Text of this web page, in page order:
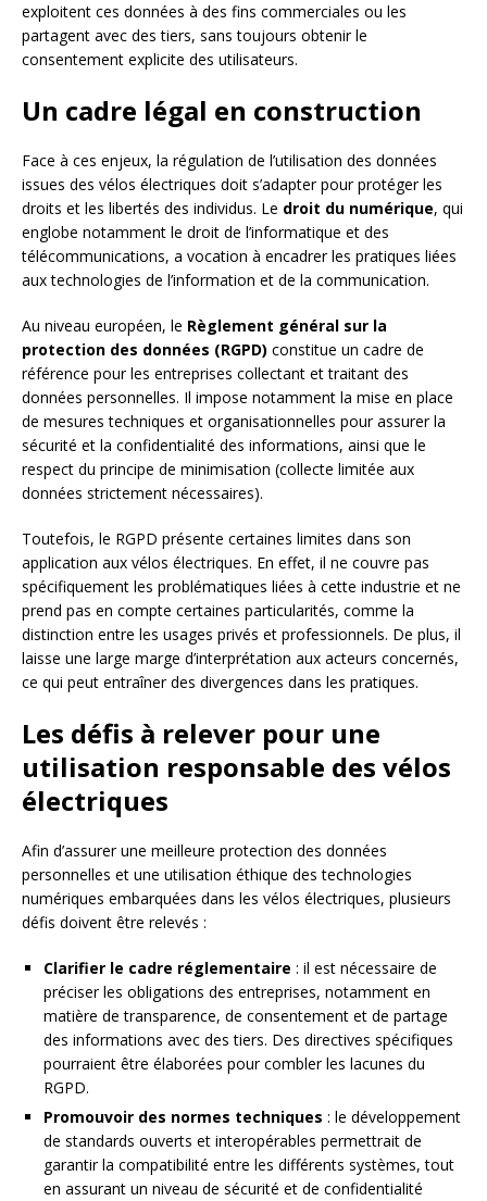
exploitent ces données à des fins commerciales ou les
partagent avec des tiers, sans toujours obtenir le
consentement explicite des utilisateurs.
Un cadre légal en construction
Face à ces enjeux, la régulation de l’utilisation des données
issues des vélos électriques doit s’adapter pour protéger les
droits et les libertés des individus. Le droit du numérique, qui
englobe notamment le droit de l’informatique et des
télécommunications, a vocation à encadrer les pratiques liées
aux technologies de l’information et de la communication.
Au niveau européen, le Règlement général sur la
protection des données (RGPD) constitue un cadre de
référence pour les entreprises collectant et traitant des
données personnelles. Il impose notamment la mise en place
de mesures techniques et organisationnelles pour assurer la
sécurité et la confidentialité des informations, ainsi que le
respect du principe de minimisation (collecte limitée aux
données strictement nécessaires).
Toutefois, le RGPD présente certaines limites dans son
application aux vélos électriques. En effet, il ne couvre pas
spécifiquement les problématiques liées à cette industrie et ne
prend pas en compte certaines particularités, comme la
distinction entre les usages privés et professionnels. De plus, il
laisse une large marge d’interprétation aux acteurs concernés,
ce qui peut entraîner des divergences dans les pratiques.
Les défis à relever pour une
utilisation responsable des vélos
électriques
Afin d’assurer une meilleure protection des données
personnelles et une utilisation éthique des technologies
numériques embarquées dans les vélos électriques, plusieurs
défis doivent être relevés :
Clarifier le cadre réglementaire : il est nécessaire de
préciser les obligations des entreprises, notamment en
matière de transparence, de consentement et de partage
des informations avec des tiers. Des directives spécifiques
pourraient être élaborées pour combler les lacunes du
RGPD.
Promouvoir des normes techniques : le développement
de standards ouverts et interopérables permettrait de
garantir la compatibilité entre les différents systèmes, tout
en assurant un niveau de sécurité et de confidentialité